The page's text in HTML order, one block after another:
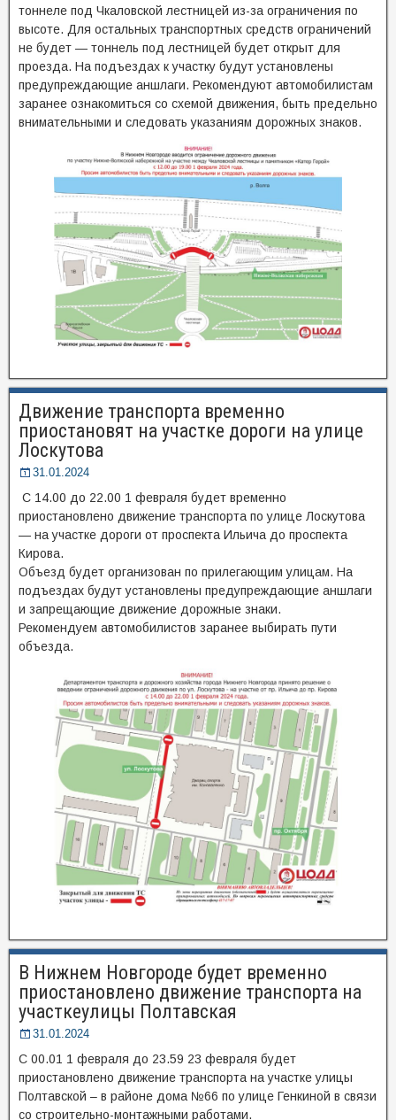
тоннеле под Чкаловской лестницей из-за ограничения по
высоте. Для остальных транспортных средств ограничений
не будет — тоннель под лестницей будет открыт для
проезда. На подъездах к участку будут установлены
предупреждающие аншлаги. Рекомендуют автомобилистам
заранее ознакомиться со схемой движения, быть предельно
внимательными и следовать указаниям дорожных знаков.
Движение транспорта временно
приостановят на участке дороги на улице
Лоскутова
31.01.2024
С 14.00 до 22.00 1 февраля будет временно
приостановлено движение транспорта по улице Лоскутова
— на участке дороги от проспекта Ильича до проспекта
Кирова.
Объезд будет организован по прилегающим улицам. На
подъездах будут установлены предупреждающие аншлаги
и запрещающие движение дорожные знаки.
Рекомендуем автомобилистов заранее выбирать пути
объезда.
В Нижнем Новгороде будет временно
приостановлено движение транспорта на
участкеулицы Полтавская
31.01.2024
С 00.01 1 февраля до 23.59 23 февраля будет
приостановлено движение транспорта на участке улицы
Полтавской – в районе дома №66 по улице Генкиной в связи
со строительно-монтажными работами.